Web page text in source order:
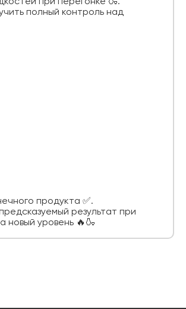
полный контроль над
продукта ✅.
результат при
новый уровень 🔥🍶